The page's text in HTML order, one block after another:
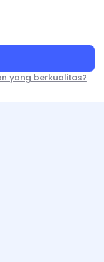
yang berkualitas?